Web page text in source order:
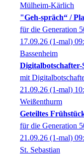
Mülheim-Kärlich
"Geh-spräch“ /
für die Generation
17.09.26 (1-mal)
Bassenheim
mit
21.09.26 (1-mal)
Weißenthurm
Geteiltes
für die Generation
21.09.26 (1-mal)
St. Sebastian